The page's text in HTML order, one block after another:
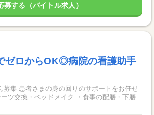
募する（バイトル求人）
ゼロからOK◎病院の看護助手
募集 患者さまの身の回りのサポートをお任せ
ツ交換・ベッドメイク ・食事の配膳・下膳